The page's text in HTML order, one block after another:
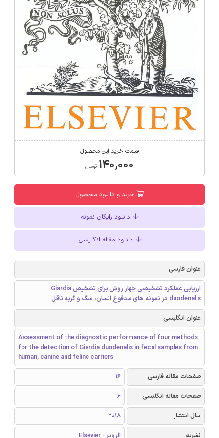
قیمت خرید این محصول
۱۴۰,۰۰۰ تومان
خرید و دانلود محصول
دانلود رایگان نمونه
دانلود مقاله انگلیسی
عنوان فارسی
ارزیابی عملکرد تشخیصی چهار روش برای تشخیص Giardia
duodenalis در نمونه های مدفوع انسان، سگ و گربه ناقل
عنوان انگلیسی
Assessment of the diagnostic performance of four methods
for the detection of Giardia duodenalis in fecal samples from
human, canine and feline carriers
صفحات مقاله فارسی
16
صفحات مقاله انگلیسی
6
سال انتشار
2018
نشریه
الزویر - Elsevier